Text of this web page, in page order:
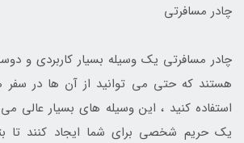
چادر مسافرتی
چادر مسافرتی یک وسیله بسیار کاربردی و
هستند که حتی می توانید از آن ها در سفر
استفاده کنید ، این وسیله های بسیار عالی
یک حریم شخصی برای شما ایجاد کنند تا